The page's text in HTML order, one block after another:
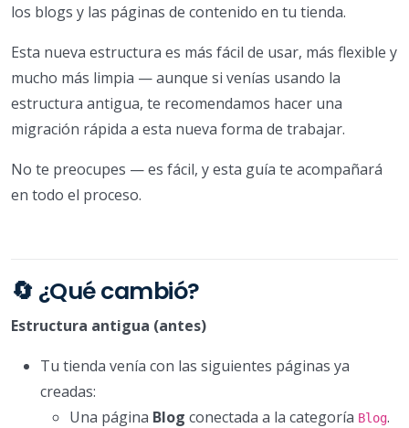
los blogs y las páginas de contenido en tu tienda.
Esta nueva estructura es más fácil de usar, más flexible y
mucho más limpia — aunque si venías usando la
estructura antigua, te recomendamos hacer una
migración rápida a esta nueva forma de trabajar.
No te preocupes — es fácil, y esta guía te acompañará
en todo el proceso.
🔄 ¿Qué cambió?
Estructura antigua (antes)
Tu tienda venía con las siguientes páginas ya
creadas:
Una página Blog conectada a la categoría Blog.